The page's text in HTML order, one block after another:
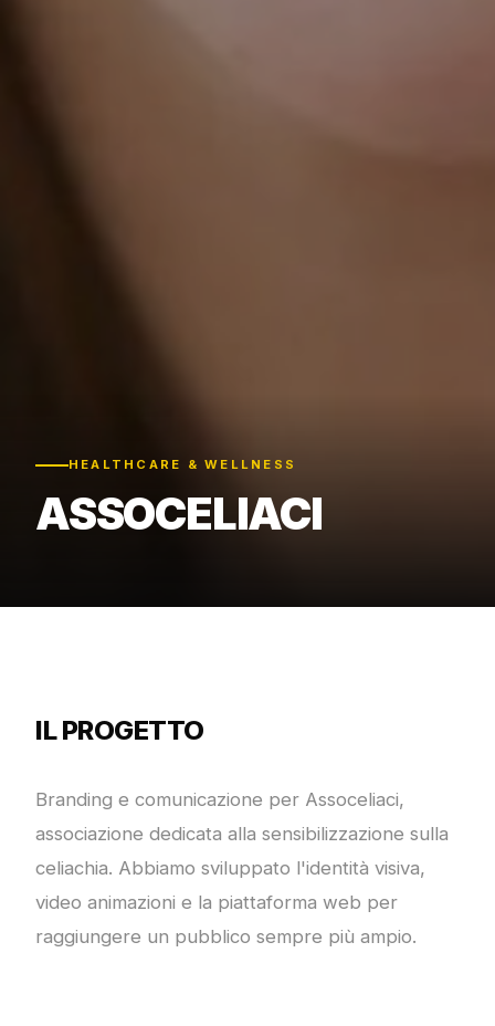
HEALTHCARE & WELLNESS
ASSOCELIACI
IL PROGETTO
Branding e comunicazione per Assoceliaci,
associazione dedicata alla sensibilizzazione sulla
celiachia. Abbiamo sviluppato l'identità visiva,
video animazioni e la piattaforma web per
raggiungere un pubblico sempre più ampio.